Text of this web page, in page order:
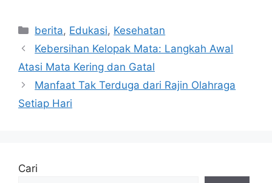
Kategori
berita, Edukasi, Kesehatan
Kebersihan Kelopak Mata: Langkah Awal
Atasi Mata Kering dan Gatal
Manfaat Tak Terduga dari Rajin Olahraga
Setiap Hari
Cari